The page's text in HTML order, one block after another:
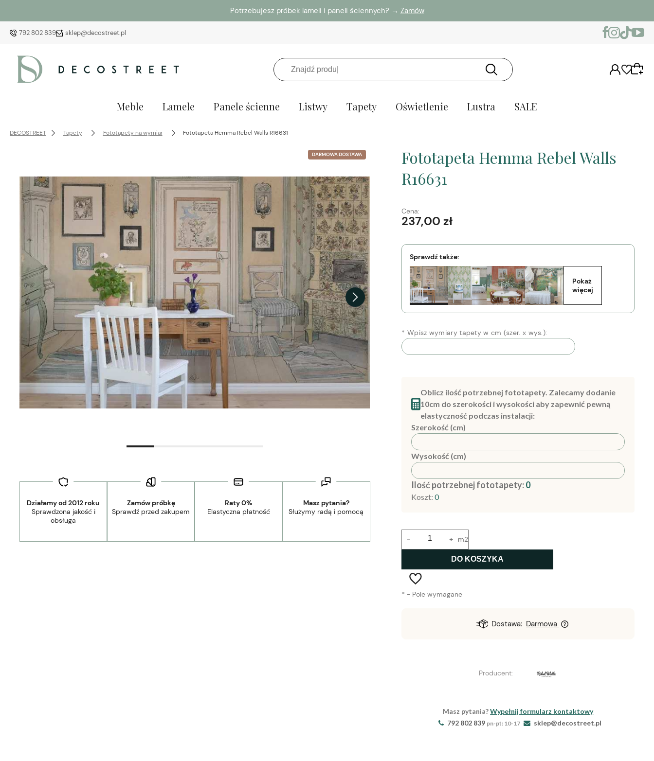
Potrzebujesz próbek lameli i paneli ściennych? → Zamów
792 802 839 sklep@decostreet.pl
Meble Lamele Panele ścienne Listwy Tapety Oświetlenie Lustra SALE
DECOSTREET Tapety Fototapety na wymiar Fototapeta Hemma Rebel Walls R16631
DARMOWA DOSTAWA
Działamy od 2012 roku
Sprawdzona jakość i
obsługa
Zamów próbkę
Sprawdź przed zakupem
Raty 0%
Elastyczna płatność
Masz pytania?
Służymy radą i pomocą
Fototapeta Hemma Rebel Walls
R16631
Cena:
237,00 zł
Sprawdź także:
Pokaż
więcej
* Wpisz wymiary tapety w cm (szer. x wys.):
Oblicz ilość potrzebnej fototapety. Zalecamy dodanie
10cm do szerokości i wysokości aby zapewnić pewną
elastyczność podczas instalacji:
Szerokość (cm)
Wysokość (cm)
Ilość potrzebnej fototapety:0
Koszt:0
+
- m2
DO KOSZYKA
* - Pole wymagane
Dostawa: Darmowa
Producent:
Masz pytania?Wypełnij formularz kontaktowy
792 802 839 pn-pt: 10-17 sklep@decostreet.pl